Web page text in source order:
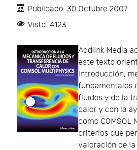
Publicado: 30 Octubre 2007
Visto: 4123
Addlink Media
este texto
introducción,
fundamentales
fluidos y de la
calor y con la
como COMSOL
criterios que
valoración de